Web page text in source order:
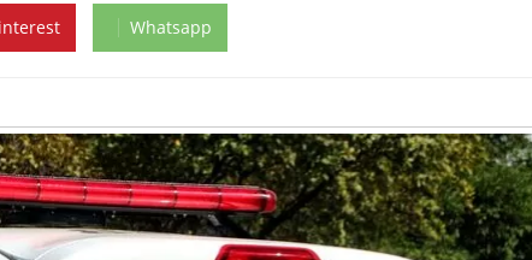
Whatsapp